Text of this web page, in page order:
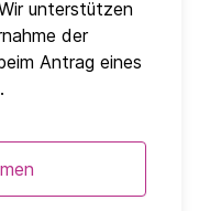
unterstützen
der
Antrag eines